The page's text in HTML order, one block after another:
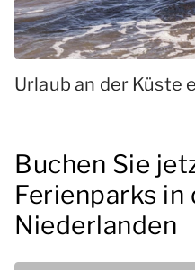
Urlaub an der Küste
Buchen Sie
Ferienparks in
Niederlanden